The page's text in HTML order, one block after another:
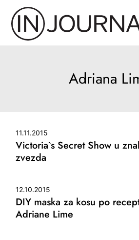
sadržaj
Adriana
11.11.2015
Victoria`s Secret Show u
zvezda
12.10.2015
DIY maska za kosu po
Adriane Lime